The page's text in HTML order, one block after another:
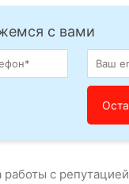
с вами
работы с репутацией